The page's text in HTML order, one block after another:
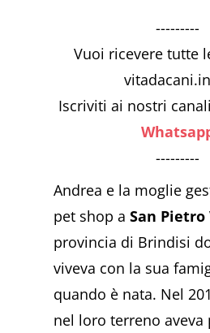
---------
Vuoi ricevere tutte
Iscriviti ai nostri
---------
Andrea e la moglie
pet shop aSan
provincia di Brindisi
viveva con la sua
quando è nata. Nel
nel loro terreno aveva